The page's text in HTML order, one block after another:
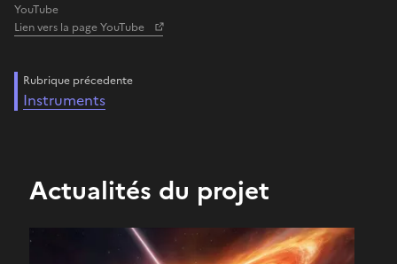
YouTube
Lien vers la page YouTube
Rubrique précedente
Instruments
Actualités du projet